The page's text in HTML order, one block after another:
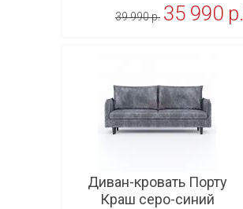
39 990 p. 35 990 p.
Диван-кровать Порту
Краш серо-синий